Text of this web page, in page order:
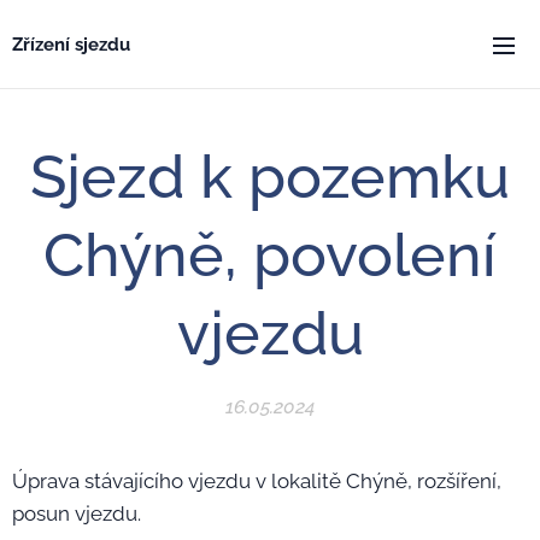
Zřízení sjezdu
Sjezd k pozemku
Chýně, povolení
vjezdu
16.05.2024
Úprava stávajícího vjezdu v lokalitě Chýně, rozšíření,
posun vjezdu.